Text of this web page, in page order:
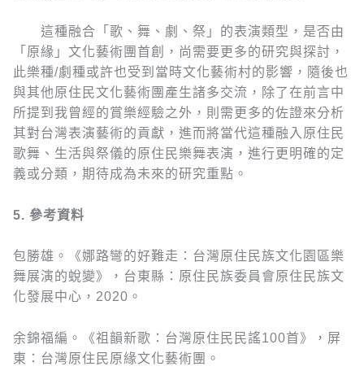
這種融合「歌、舞、劇、祭」的表演類型，是否由
「原緣」文化藝術團首創，尚需要更多的研究與探討，
此樂種/劇種或許也受到當時文化藝術村的影響，隨後也
與其他原住民文化藝術團產生諸多交流，除了在前言中
所提到我曾經的賞樂經驗之外，則需更多的佐證來分析
其對台灣表演藝術的貢獻，進而將當代這種融入原住民
歌舞、生活與祭儀的原住民樂舞表演，進行更明確的定
義或分類，期待成為未來的研究重點。
5. 參考資料
包勝雄。《娜路彎的好難走：台灣原住民族文化園區樂
舞展演的蛻變》，台東縣：原住民族委員會原住民族文
化發展中心，2020。
余錦福編。《祖韻新歌：台灣原住民民謠100首》，屏
東：台灣原住民原緣文化藝術團。